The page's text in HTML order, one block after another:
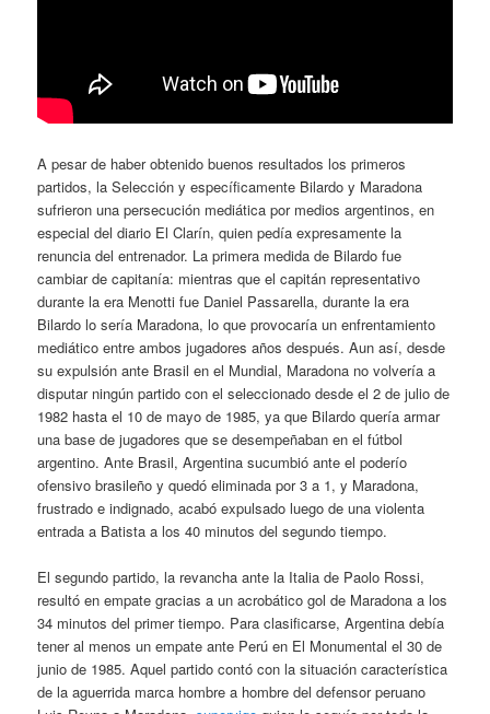
A pesar de haber obtenido buenos resultados los primeros
partidos, la Selección y específicamente Bilardo y Maradona
sufrieron una persecución mediática por medios argentinos, en
especial del diario El Clarín, quien pedía expresamente la
renuncia del entrenador. La primera medida de Bilardo fue
cambiar de capitanía: mientras que el capitán representativo
durante la era Menotti fue Daniel Passarella, durante la era
Bilardo lo sería Maradona, lo que provocaría un enfrentamiento
mediático entre ambos jugadores años después. Aun así, desde
su expulsión ante Brasil en el Mundial, Maradona no volvería a
disputar ningún partido con el seleccionado desde el 2 de julio de
1982 hasta el 10 de mayo de 1985, ya que Bilardo quería armar
una base de jugadores que se desempeñaban en el fútbol
argentino. Ante Brasil, Argentina sucumbió ante el poderío
ofensivo brasileño y quedó eliminada por 3 a 1, y Maradona,
frustrado e indignado, acabó expulsado luego de una violenta
entrada a Batista a los 40 minutos del segundo tiempo.
El segundo partido, la revancha ante la Italia de Paolo Rossi,
resultó en empate gracias a un acrobático gol de Maradona a los
34 minutos del primer tiempo. Para clasificarse, Argentina debía
tener al menos un empate ante Perú en El Monumental el 30 de
junio de 1985. Aquel partido contó con la situación característica
de la aguerrida marca hombre a hombre del defensor peruano